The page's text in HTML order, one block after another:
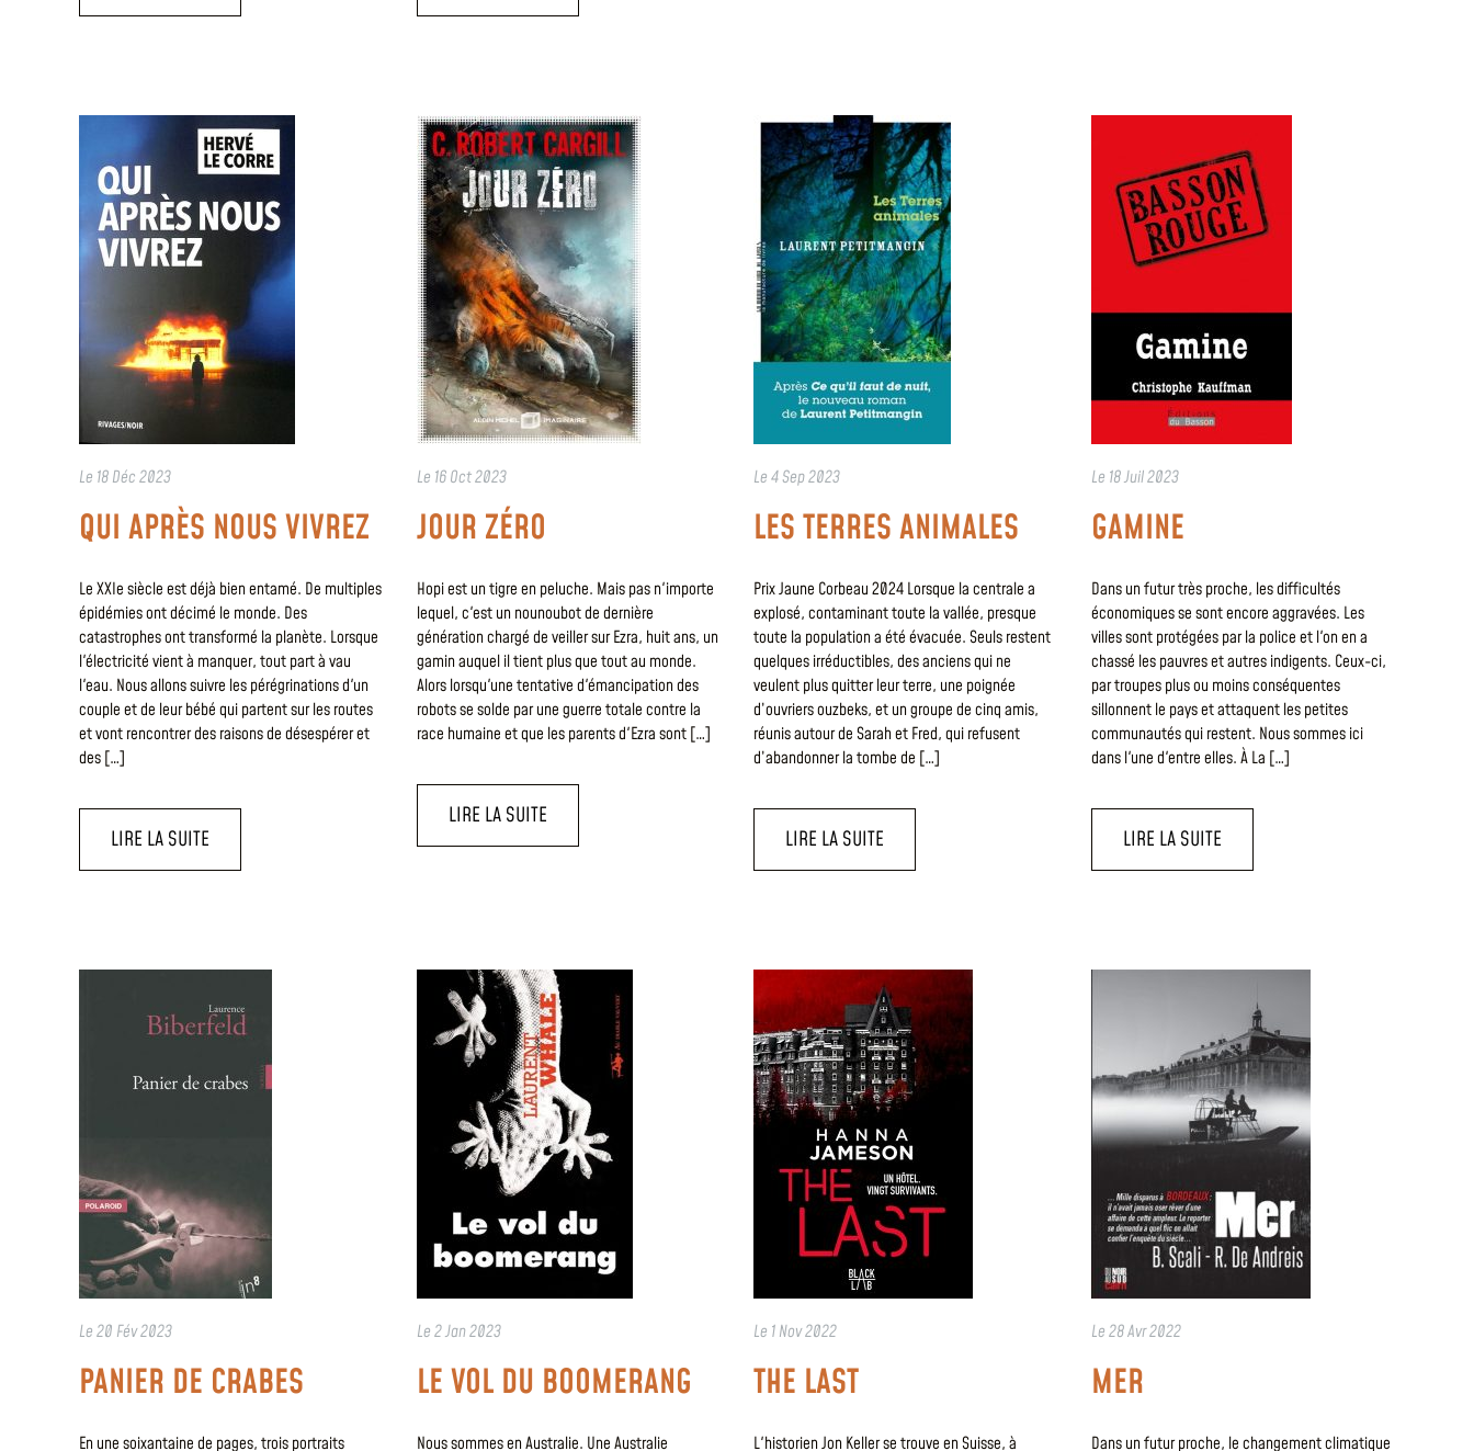
Le 18 Déc 2023
QUI APRÈS NOUS VIVREZ
Le XXIe siècle est déjà bien entamé. De multiples
épidémies ont décimé le monde. Des
catastrophes ont transformé la planète. Lorsque
l'électricité vient à manquer, tout part à vau
l'eau. Nous allons suivre les pérégrinations d'un
couple et de leur bébé qui partent sur les routes
et vont rencontrer des raisons de désespérer et
des […]
LIRE LA SUITE
Le 16 Oct 2023
JOUR ZÉRO
Hopi est un tigre en peluche. Mais pas n'importe
lequel, c'est un nounoubot de dernière
génération chargé de veiller sur Ezra, huit ans, un
gamin auquel il tient plus que tout au monde.
Alors lorsqu'une tentative d'émancipation des
robots se solde par une guerre totale contre la
race humaine et que les parents d'Ezra sont […]
LIRE LA SUITE
Le4 Sep 2023
LES TERRES ANIMALES
Prix Jaune Corbeau 2024 Lorsque la centrale a
explosé, contaminant toute la vallée, presque
toute la population a été évacuée. Seuls restent
quelques irréductibles, des anciens qui ne
veulent plus quitter leur terre, une poignée
d’ouvriers ouzbeks, et un groupe de cinq amis,
réunis autour de Sarah et Fred, qui refusent
d’abandonner la tombe de […]
LIRE LA SUITE
Le 18 Juil 2023
GAMINE
Dans un futur très proche, les difficultés
économiques se sont encore aggravées. Les
villes sont protégées par la police et l'on en a
chassé les pauvres et autres indigents. Ceux-ci,
par troupes plus ou moins conséquentes
sillonnent le pays et attaquent les petites
communautés qui restent. Nous sommes ici
dans l'une d'entre elles. À La […]
LIRE LA SUITE
Le20 Fév 2023
PANIER DE CRABES
En une soixantaine de pages, trois portraits
Le2 Jan 2023
LE VOL DU BOOMERANG
Nous sommes en Australie. Une Australie
Le 1 Nov 2022
THE LAST
L'historien Jon Keller se trouve en Suisse, à
Le28 Avr 2022
MER
Dans un futur proche, le changement climatique